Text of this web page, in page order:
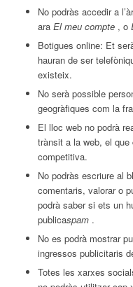
No podràs accedir a
ara El meu compte , o
Botigues online: Et
hauran de ser
existeix.
No serà possible
geogràfiques com la
El lloc web no podrà
trànsit a la web, el
competitiva.
No podràs escriure al
comentaris, valorar o
podrà saber si ets un
publicaspam .
No es podrà mostrar
ingressos publicitaris
Totes les xarxes